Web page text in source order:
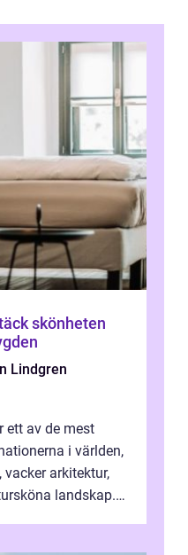
skönheten
Lindgren
ett av de mest
i världen,
arkitektur,
landskap.